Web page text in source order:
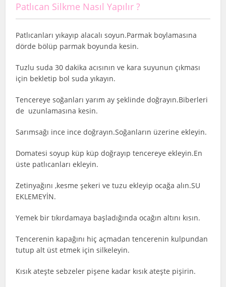
Patlıcan Silkme Nasıl Yapılır ?
Patlıcanları yıkayıp alacalı soyun.Parmak boylamasına
dörde bölüp parmak boyunda kesin.
Tuzlu suda 30 dakika acısının ve kara suyunun çıkması
için bekletip bol suda yıkayın.
Tencereye soğanları yarım ay şeklinde doğrayın.Biberleri
de uzunlamasına kesin.
Sarımsağı ince ince doğrayın.Soğanların üzerine ekleyin.
Domatesi soyup küp küp doğrayıp tencereye ekleyin.En
üste patlıcanları ekleyin.
Zetinyağını ,kesme şekeri ve tuzu ekleyip ocağa alın.SU
EKLEMEYİN.
Yemek bir tıkırdamaya başladığında ocağın altını kısın.
Tencerenin kapağını hiç açmadan tencerenin kulpundan
tutup alt üst etmek için silkeleyin.
Kısık ateşte sebzeler pişene kadar kısık ateşte pişirin.